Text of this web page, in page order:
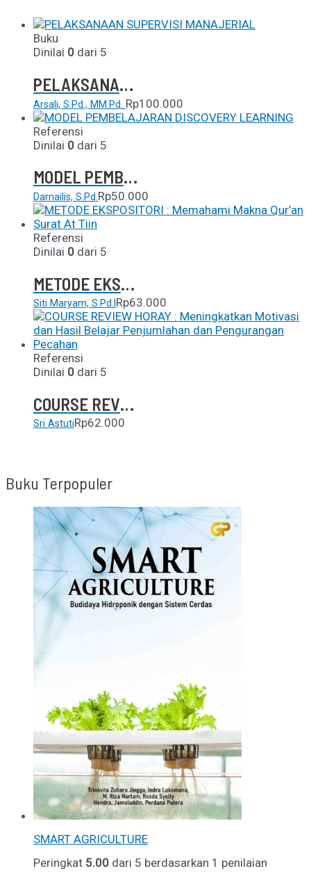
Buku
Dinilai 0 dari 5
PELAKSANAAN SUPERVISI MANAJERIAL
Arsali, S.Pd., MM.Pd. Rp100.000
Referensi
Dinilai 0 dari 5
MODEL PEMBELAJARAN DISCOVERY LEARNING
Darnailis, S.Pd. Rp50.000
Referensi
Dinilai 0 dari 5
METODE EKSPOSITORI : Memahami Makna Qur’an Surat At Tiin
Siti Maryam, S.Pd.I Rp63.000
Referensi
Dinilai 0 dari 5
COURSE REVIEW HORAY : Meningkatkan Motivasi dan Hasil Belajar Penjumlahan dan Pengurangan Pecahan
Sri AstutiRp62.000
Buku Terpopuler
SMART AGRICULTURE
Peringkat 5.00 dari 5 berdasarkan 1 penilaian